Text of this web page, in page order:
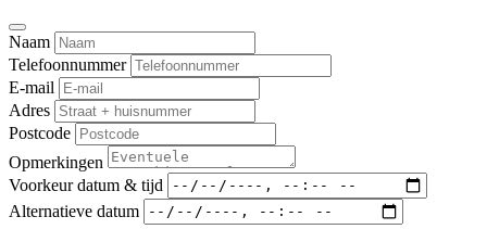
Naam
Telefoonnummer
E-mail
Adres
Postcode
Opmerkingen
Voorkeur datum & tijd
Alternatieve datum